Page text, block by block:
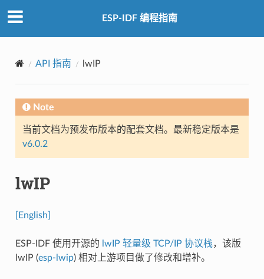
ESP-IDF 编程指南
API 指南 lwIP
Note
当前文档为预发布版本的配套文档。最新稳定版本是
v6.0.2
lwIP
[English]
ESP-IDF 使用开源的 lwIP 轻量级 TCP/IP 协议栈，该版
lwIP (esp-lwip) 相对上游项目做了修改和增补。